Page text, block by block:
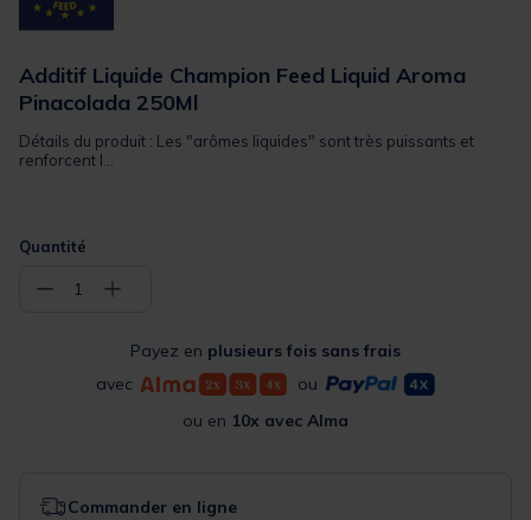
Additif Liquide Champion Feed Liquid Aroma
Pinacolada 250Ml
Détails du produit : Les "arômes liquides" sont très puissants et
renforcent l...
Quantité
− 1 +
Payez en plusieurs fois sans frais
avec
ou
ou en 10x avec Alma
Commander en ligne